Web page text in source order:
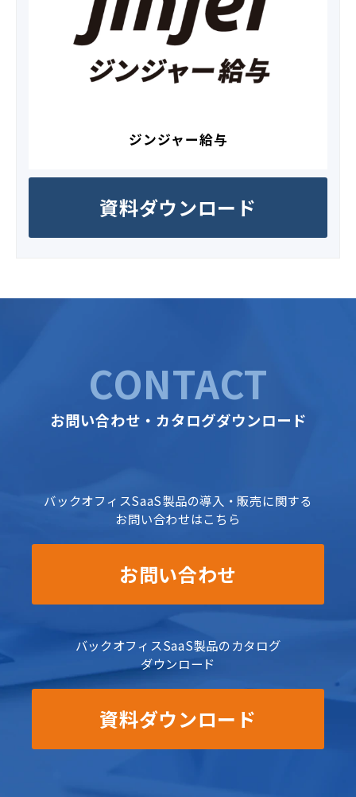
ジンジャー給与
資料ダウンロード
CONTACT
お問い合わせ・カタログダウンロード
バックオフィスSaaS製品の導入・販売に関する
お問い合わせはこちら
お問い合わせ
バックオフィスSaaS製品のカタログ
ダウンロード
資料ダウンロード